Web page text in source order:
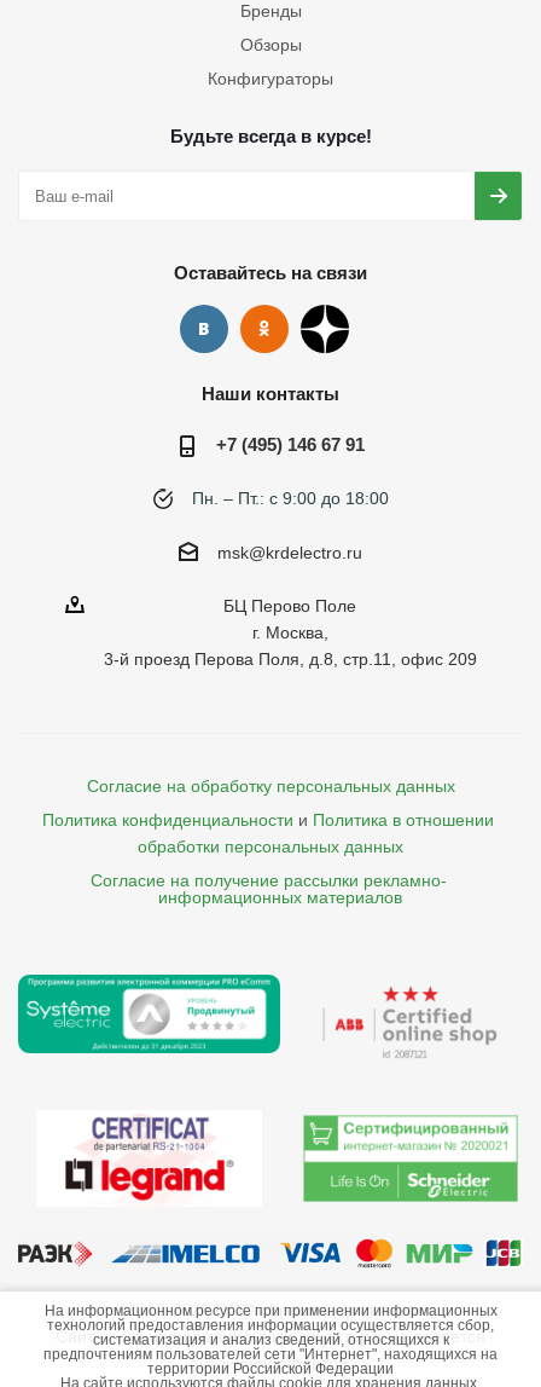
Бренды
Обзоры
Конфигураторы
Будьте всегда в курсе!
Оставайтесь на связи
Наши контакты
+7 (495) 146 67 91
Пн. – Пт.: с 9:00 до 18:00
msk@krdelectro.ru
БЦ Перово Поле
г. Москва,
3-й проезд Перова Поля, д.8, стр.11, офис 209
Согласие на обработку персональных данных
Политика конфиденциальности и Политика в отношении
обработки персональных данных
Согласие на получение рассылки рекламно-
    информационных материалов
©2013-2026 ООО «Краснодарэлектро»
Сайт носит информационный характер и не является
публичной офертой.
На информационном ресурсе при применении информационных
технологий предоставления информации осуществляется сбор,
систематизация и анализ сведений, относящихся к
предпочтениям пользователей сети "Интернет", находящихся на
территории Российской Федерации
На сайте используются файлы cookie для хранения данных.